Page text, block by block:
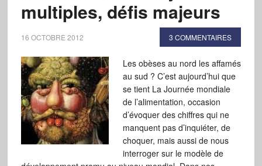
multiples, défis majeurs
16 OCTOBRE 2012 3 COMMENTAIRES
Les obèses au nord les affamés
au sud ? C’est aujourd’hui que
se tient La Journée mondiale
de l’alimentation, occasion
d’évoquer des chiffres qui ne
manquent pas d’inquiéter, de
choquer, mais aussi de nous
interroger sur le modèle de